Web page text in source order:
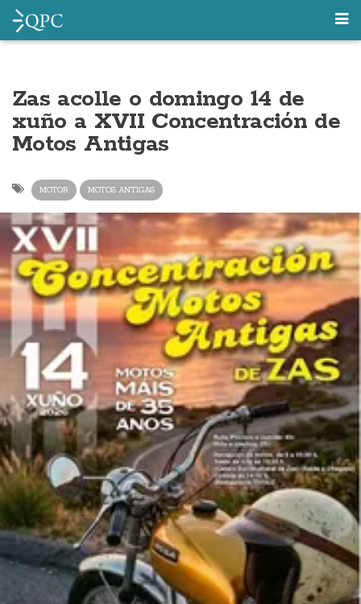
Zas acolle o domingo 14 de
xuño a XVII Concentración de
Motos Antigas
MOTOR MOTOS ANTIGAS